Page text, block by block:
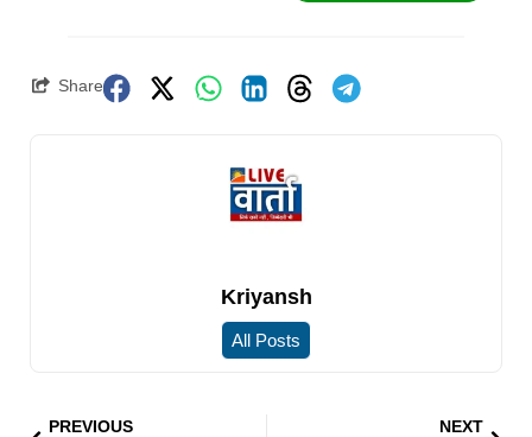
Share
Kriyansh
All Posts
PREVIOUS NEXT